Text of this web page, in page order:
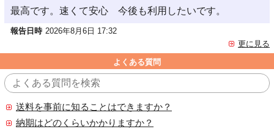
最高です。速くて安心 今後も利用したいです。
報告日時 2026年8月6日 17:32
更に見る
よくある質問
送料を事前に知ることはできますか？
納期はどのくらいかかりますか？